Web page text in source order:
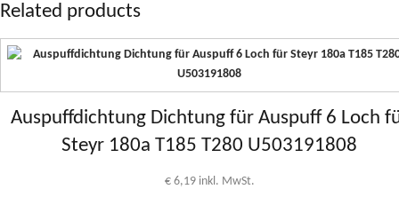
Related products
Auspuffdichtung Dichtung für Auspuff 6 Loch
Steyr 180a T185 T280 U503191808
€6,19 inkl. MwSt.